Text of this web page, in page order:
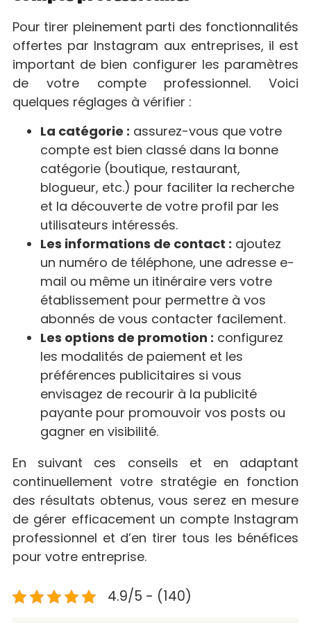
Pour tirer pleinement parti des fonctionnalités
offertes par Instagram aux entreprises, il est
important de bien configurer les paramètres
de votre compte professionnel. Voici
quelques réglages à vérifier :
La catégorie : assurez-vous que votre
compte est bien classé dans la bonne
catégorie (boutique, restaurant,
blogueur, etc.) pour faciliter la recherche
et la découverte de votre profil par les
utilisateurs intéressés.
Les informations de contact : ajoutez
un numéro de téléphone, une adresse e-
mail ou même un itinéraire vers votre
établissement pour permettre à vos
abonnés de vous contacter facilement.
Les options de promotion : configurez
les modalités de paiement et les
préférences publicitaires si vous
envisagez de recourir à la publicité
payante pour promouvoir vos posts ou
gagner en visibilité.
En suivant ces conseils et en adaptant
continuellement votre stratégie en fonction
des résultats obtenus, vous serez en mesure
de gérer efficacement un compte Instagram
professionnel et d’en tirer tous les bénéfices
pour votre entreprise.
4.9/5 - (140)